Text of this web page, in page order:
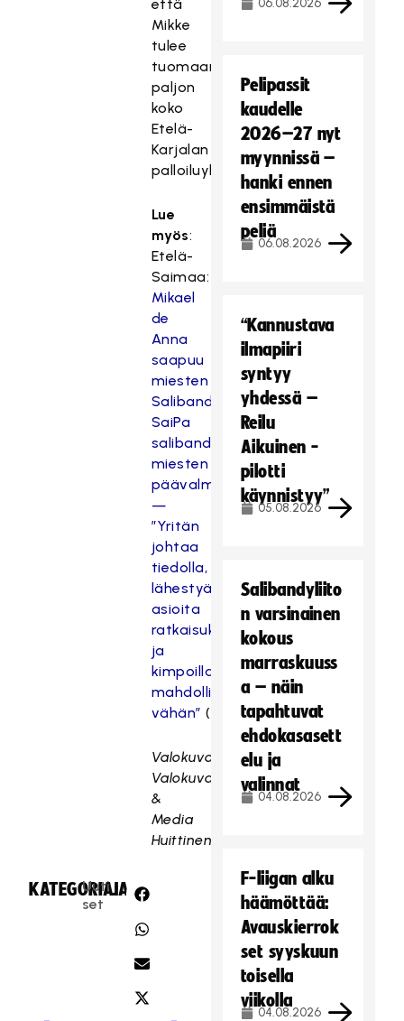
että
Mikke
tulee
tuomaan
paljon
koko
Etelä-
Karjalan
palloiluyhteisöön.
Lue
myös:
Etelä-
Saimaa:
Mikael
de
Anna
saapuu
miesten
Salibandyliigasta
SaiPa
salibandyn
miesten
päävalmentajaksi
—
”Yritän
johtaa
tiedolla,
lähestyä
asioita
ratkaisukeskeisesti
ja
kimpoilla
mahdollisimman
vähän” ( tilaajille)
Valokuva: Tmi
Valokuvaus
&
Media
Huittinen
KATEGORIA:
Uuti
set
JAA:
06.08.2026
Pelipassit
kaudelle
2026–27 nyt
myynnissä –
hanki ennen
ensimmäistä
peliä
06.08.2026
“Kannustava
ilmapiiri
syntyy
yhdessä –
Reilu
Aikuinen -
pilotti
käynnistyy”
05.08.2026
Salibandyliito
n varsinainen
kokous
marraskuuss
a – näin
tapahtuvat
ehdokasasett
elu ja
valinnat
04.08.2026
F-liigan alku
häämöttää:
Avauskierrok
set syyskuun
toisella
viikolla
04.08.2026